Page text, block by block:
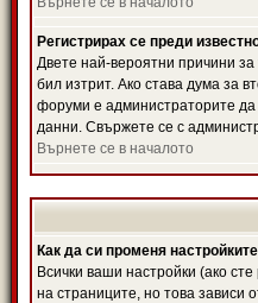
Регистрирах се преди
Двете най-вероятни причини
бил изтрит. Ако става дума за
форуми е администраторите
данни. Свържете се с
Върнете се в началото
Как да си променя
Всички ваши настройки (ако
на страниците, но това зависи